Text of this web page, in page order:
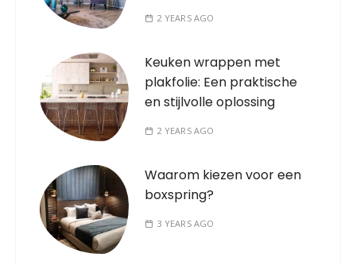
2 YEARS AGO
Keuken wrappen met
plakfolie: Een praktische
en stijlvolle oplossing
2 YEARS AGO
Waarom kiezen voor een
boxspring?
3 YEARS AGO